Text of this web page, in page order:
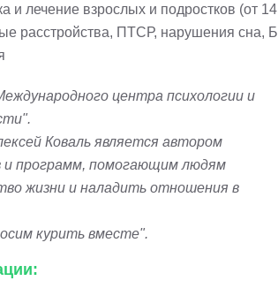
и лечение взрослых и подростков (от 14
расстройства, ПТСР, нарушения сна,
центра психологии и
Коваль является автором
и программ, помогающим людям
жизни и наладить отношения в
курить вместе".